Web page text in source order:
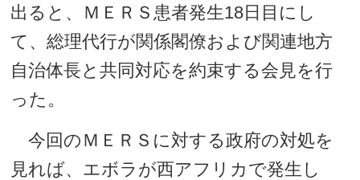
出ると、ＭＥＲＳ患者発生18日目にし
て、総理代行が関係閣僚および関連地方
自治体長と共同対応を約束する会見を行
った。
今回のＭＥＲＳに対する政府の対処を
見れば、エボラが西アフリカで発生し